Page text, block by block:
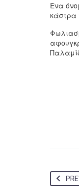
Ένα
κάστρα